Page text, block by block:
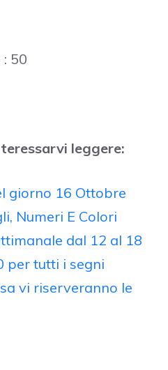
: 50
leggere:
giorno 16 Ottobre
Numeri E Colori
dal 12 al 18
per tutti i segni
vi riserveranno le